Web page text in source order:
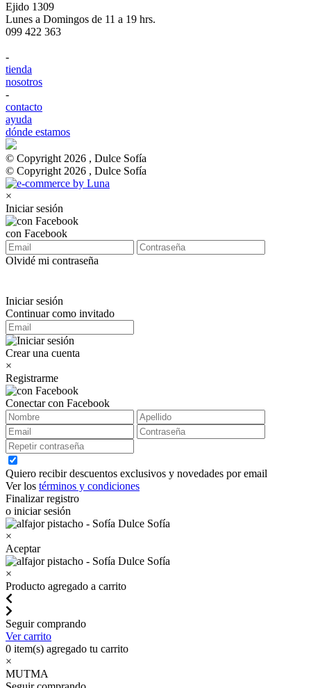
Ejido 1309
Lunes a Domingos de 11 a 19 hrs.
099 422 363
-
tienda
nosotros
-
contacto
ayuda
dónde estamos
© Copyright 2026 , Dulce Sofía
© Copyright 2026 , Dulce Sofía
×
Iniciar sesión
con Facebook
Olvidé mi contraseña
Iniciar sesión
Continuar como invitado
Crear una cuenta
×
Registrarme
Conectar con Facebook
Quiero recibir descuentos exclusivos y novedades por email
Ver los términos y condiciones
Finalizar registro
o iniciar sesión
×
Aceptar
×
Producto agregado a carrito
Seguir comprando
Ver carrito
0 item(s) agregado tu carrito
×
MUTMA